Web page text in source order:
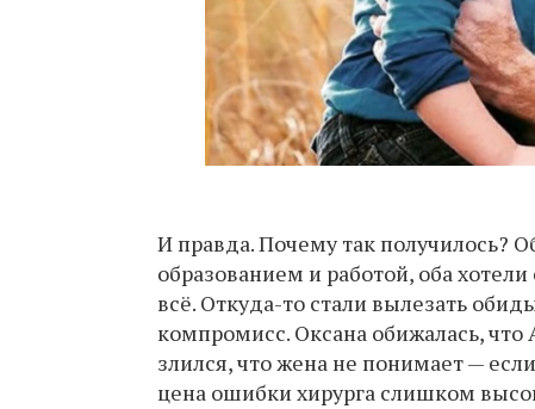
И правда. Почему так получилось?
образованием и работой, оба
всё. Откуда-то стали вылезать
компромисс. Оксана обижалась, что
злился, что жена не понимает —
цена ошибки хирурга слишком